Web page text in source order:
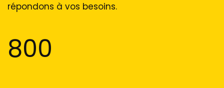
répondons à vos besoins.
800